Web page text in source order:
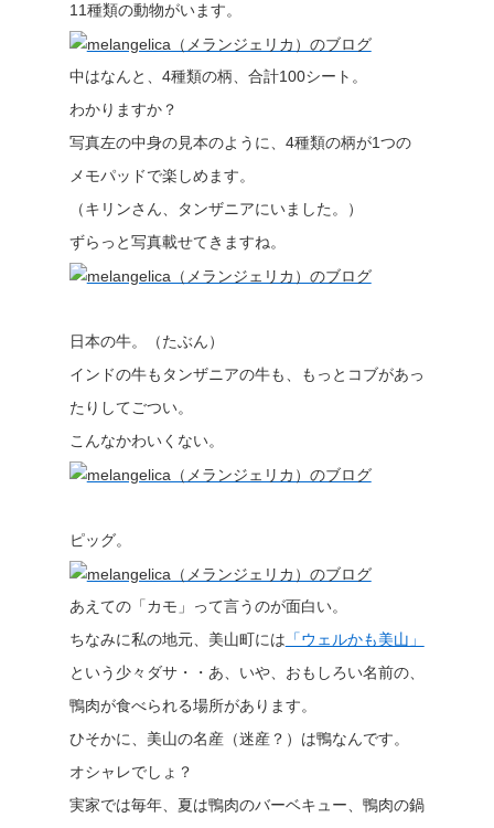
11種類の動物がいます。
中はなんと、4種類の柄、合計100シート。
わかりますか？
写真左の中身の見本のように、4種類の柄が1つの
メモパッドで楽しめます。
（キリンさん、タンザニアにいました。）
ずらっと写真載せてきますね。
日本の牛。（たぶん）
インドの牛もタンザニアの牛も、もっとコブがあっ
たりしてごつい。
こんなかわいくない。
ピッグ。
あえての「カモ」って言うのが面白い。
ちなみに私の地元、美山町には 「ウェルかも美山」
という少々ダサ・・あ、いや、おもしろい名前の、
鴨肉が食べられる場所があります。
ひそかに、美山の名産（迷産？）は鴨なんです。
オシャレでしょ？
実家では毎年、夏は鴨肉のバーベキュー、鴨肉の鍋